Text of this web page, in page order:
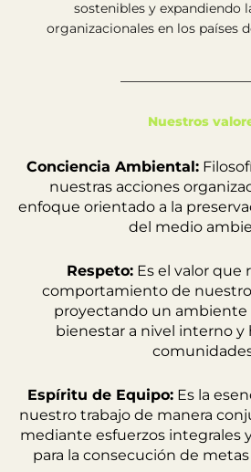
sostenibles y expandiendo
organizacionales en los países
Nuestros
Conciencia Ambiental:
nuestras acciones
enfoque orientado a la
del medio
Respeto: Es el valor que
comportamiento de
proyectando un ambiente
bienestar a nivel interno y
Espíritu de Equipo:Es la
nuestro trabajo de manera
mediante esfuerzos integrales
para la consecución de